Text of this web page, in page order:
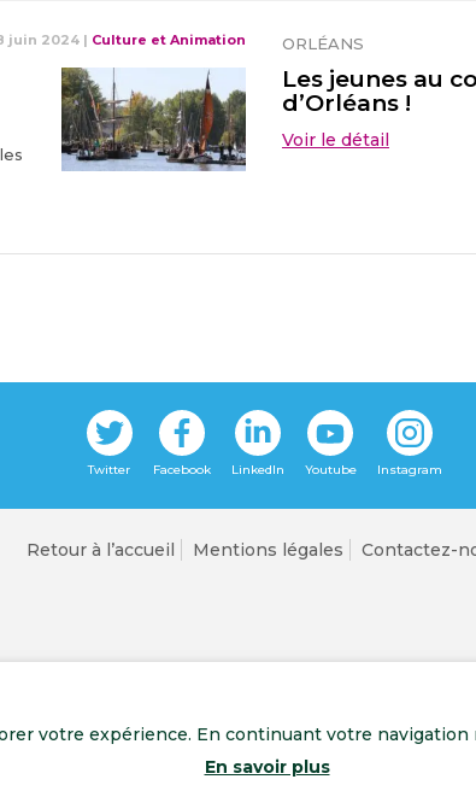
juin 2024 | Culture et Animation ORLÉANS
Les jeunes au
d’Orléans !
Voir le détail
Retour à l’accueil Mentions légales Contactez-
votre expérience. En continuant votre
En savoir plus